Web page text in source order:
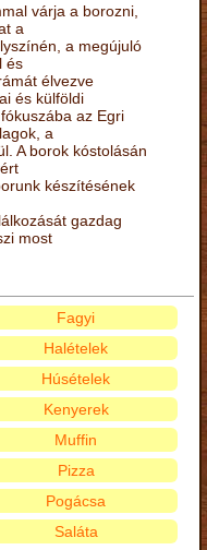
várja a borozni,
a
a megújuló
és
élvezve
és külföldi
az Egri
a
A borok kóstolásán
készítésének
gazdag
most
Fagyi
Halételek
Húsételek
Kenyerek
Muffin
Pizza
Pogácsa
Saláta